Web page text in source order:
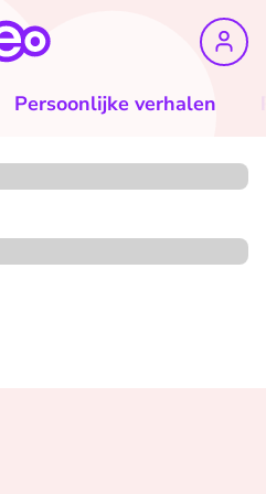
Persoonlijke verhalen